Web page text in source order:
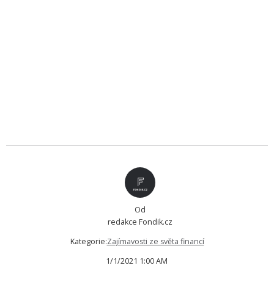
Od
redakce Fondik.cz
Kategorie:Zajímavosti ze světa financí
1/1/2021 1:00 AM